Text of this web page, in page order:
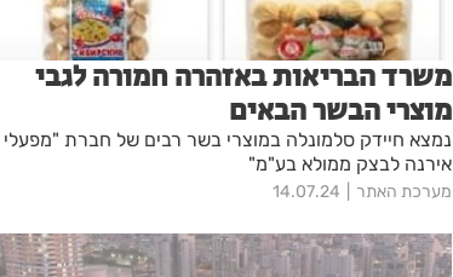
משרד הבריאות באזהרה חמורה לגבי
מוצרי הבשר הבאים
נמצא חיידק סלמונלה במוצרי בשר רבים של חברת "מפעלי
אירנה לבצק ממולא בע"מ"
מערכת האתר 14.07.24